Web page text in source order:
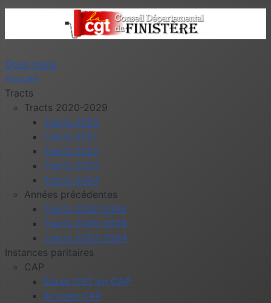
Open menu
Accueil
Tracts
Tracts 2020-2029
Tracts 2020
Tracts 2021
Tracts 2022
Tracts 2023
Tracts 2024
Années précédentes
Tracts 2007-2008
Tracts 2005-2006
Tracts 2003-2004
Instances paritaires
CAP
Élu.es CGT en CAP
Articles CAP